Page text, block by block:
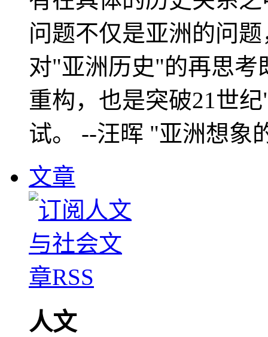
问题不仅是亚洲的问
对"亚洲历史"的再思考
重构，也是突破21世
试。 --汪晖 "亚洲想象
文章
人文